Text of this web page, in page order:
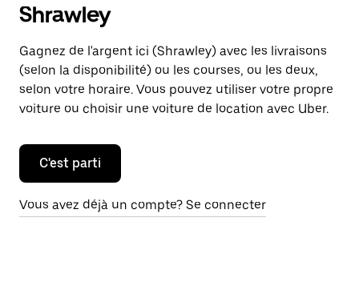
Shrawley
Gagnez de l'argent ici (Shrawley) avec les livraisons
(selon la disponibilité) ou les courses, ou les deux,
selon votre horaire. Vous pouvez utiliser votre propre
voiture ou choisir une voiture de location avec Uber.
C'est parti
Vous avez déjà un compte? Se connecter